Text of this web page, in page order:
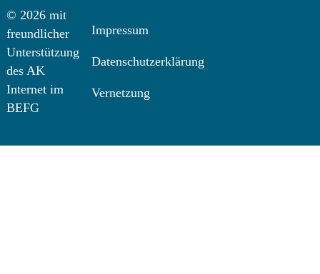
© 2026 mit
freundlicher
Unterstützung
des AK
Internet im
BEFG
Impressum
Datenschutzerklärung
Vernetzung